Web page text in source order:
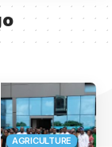
AGRICULTURE